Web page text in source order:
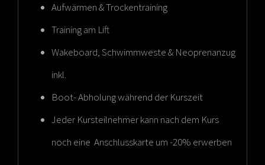
Aufwärmen & Trockentraining
Training am Lift
Wakeboard, Schwimmweste & Neoprenanzug
inkl.
Boot- Abholung während der Kurszeit
Jeder Kursteilnehmer kann nach dem Kurs
noch eine Anschlusskarte um -20% erwerben